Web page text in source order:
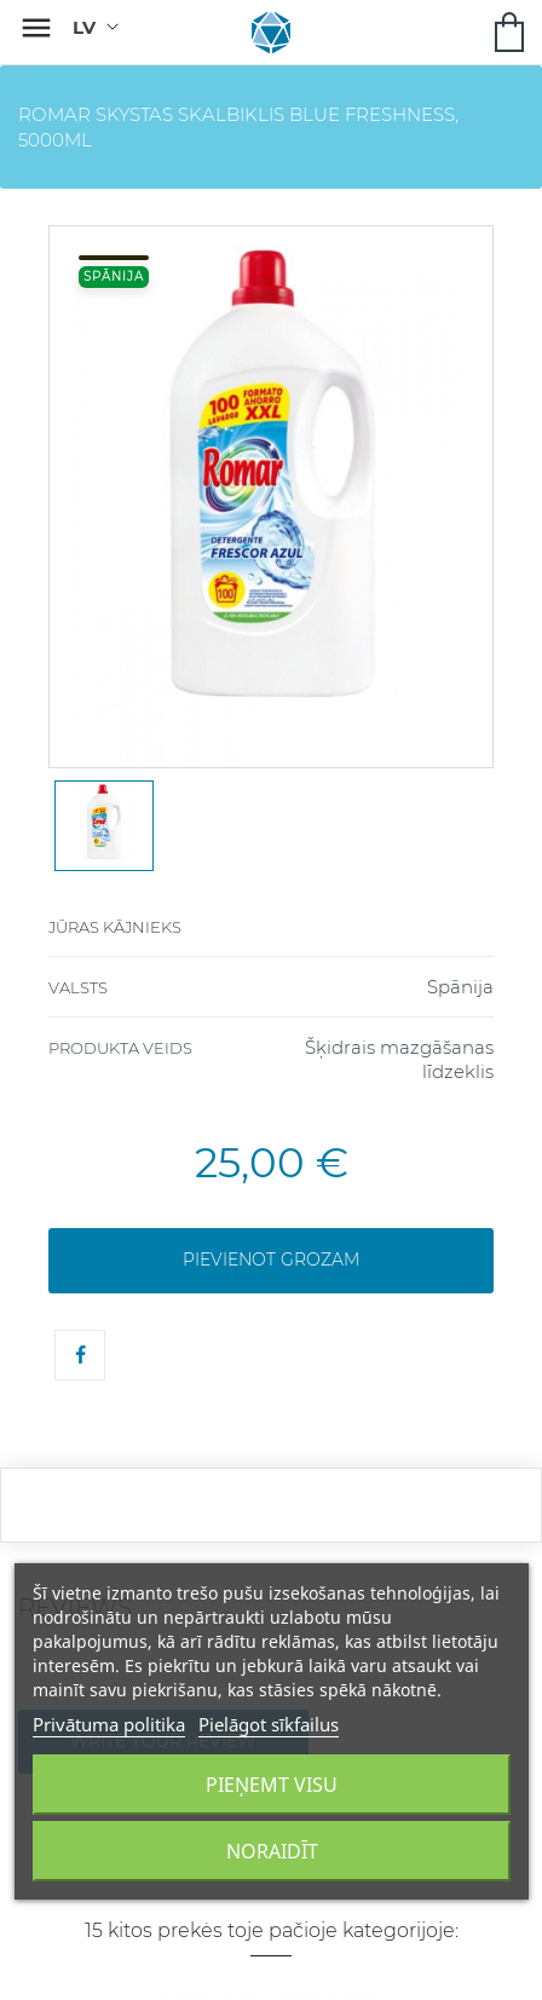

ROMAR SKYSTAS SKALBIKLIS BLUE FRESHNESS,
5000ML
SPĀNIJA
JŪRAS KĀJNIEKS
VALSTS Spānija
PRODUKTA VEIDS
Šķidrais mazgāšanas
līdzeklis
25,00 €
PIEVIENOT GROZAM
REVIEWS
WRITE YOUR REVIEW
15 kitos prekės toje pačioje kategorijoje:
Šī vietne izmanto trešo pušu izsekošanas tehnoloģijas, lai
nodrošinātu un nepārtraukti uzlabotu mūsu
pakalpojumus, kā arī rādītu reklāmas, kas atbilst lietotāju
interesēm. Es piekrītu un jebkurā laikā varu atsaukt vai
mainīt savu piekrišanu, kas stāsies spēkā nākotnē.
Privātuma politika Pielāgot sīkfailus
NORAIDĪT
PIEŅEMT VISU